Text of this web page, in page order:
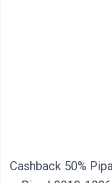
Cashback 50%